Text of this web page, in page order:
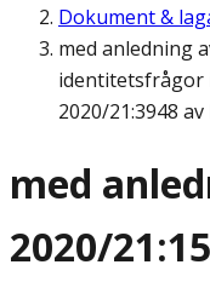
Dokument &
med anledning
identitetsfrågor
2020/21:3948
med
2020/